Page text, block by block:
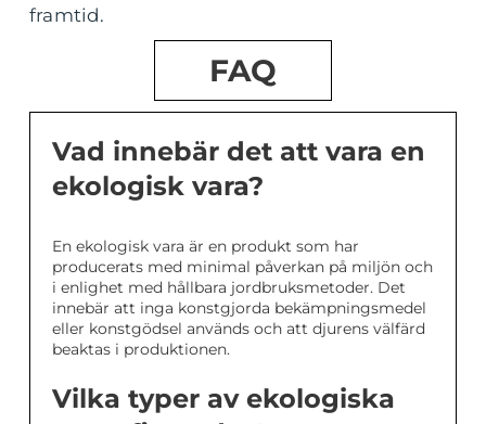
framtid.
FAQ
Vad innebär det att vara en
ekologisk vara?
En ekologisk vara är en produkt som har
producerats med minimal påverkan på miljön och
i enlighet med hållbara jordbruksmetoder. Det
innebär att inga konstgjorda bekämpningsmedel
eller konstgödsel används och att djurens välfärd
beaktas i produktionen.
Vilka typer av ekologiska